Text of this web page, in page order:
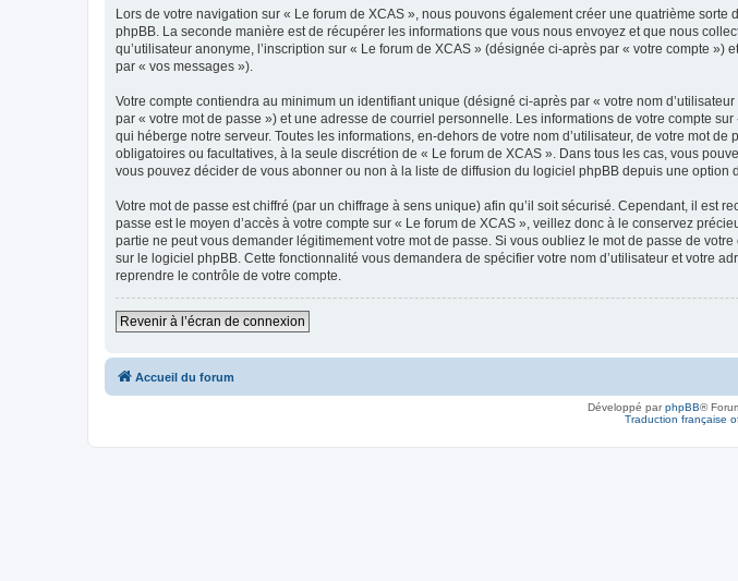
Lors de votre navigation sur « Le forum de XCAS », nous pouvons également créer une quatrième
phpBB. La seconde manière est de récupérer les informations que vous nous envoyez et que nous
qu’utilisateur anonyme, l’inscription sur « Le forum de XCAS » (désignée ci-après par « votre compte
par « vos messages »).
Votre compte contiendra au minimum un identifiant unique (désigné ci-après par « votre nom
par « votre mot de passe ») et une adresse de courriel personnelle. Les informations de votre compte
qui héberge notre serveur. Toutes les informations, en-dehors de votre nom d’utilisateur, de votre mot
obligatoires ou facultatives, à la seule discrétion de « Le forum de XCAS ». Dans tous les cas, vous
vous pouvez décider de vous abonner ou non à la liste de diffusion du logiciel phpBB depuis une option
Votre mot de passe est chiffré (par un chiffrage à sens unique) afin qu’il soit sécurisé. Cependant, il est
passe est le moyen d’accès à votre compte sur « Le forum de XCAS », veillez donc à le conservez
partie ne peut vous demander légitimement votre mot de passe. Si vous oubliez le mot de passe de
sur le logiciel phpBB. Cette fonctionnalité vous demandera de spécifier votre nom d’utilisateur et votre
reprendre le contrôle de votre compte.
Revenir à l’écran de connexion
Accueil du forum
Développé parphpBB®
Traduction française